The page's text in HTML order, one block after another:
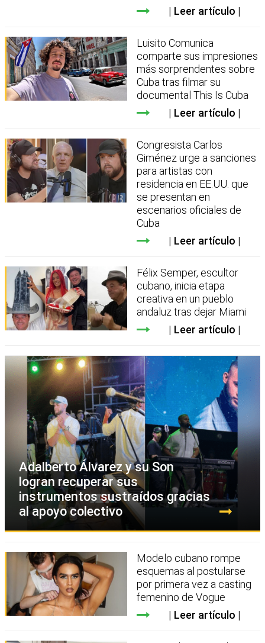
Leer artículo
Luisito Comunica
comparte sus impresiones
más sorprendentes sobre
Cuba tras filmar su
documental This Is Cuba
Leer artículo
Congresista Carlos
Giménez urge a sanciones
para artistas con
residencia en EE.UU. que
se presentan en
escenarios oficiales de
Cuba
Leer artículo
Félix Semper, escultor
cubano, inicia etapa
creativa en un pueblo
andaluz tras dejar Miami
Leer artículo
Adalberto Álvarez y su Son
logran recuperar sus
instrumentos sustraídos gracias
al apoyo colectivo
Modelo cubano rompe
esquemas al postularse
por primera vez a casting
femenino de Vogue
Leer artículo